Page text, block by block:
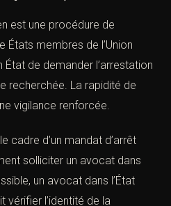
et sociales peuvent être
légal applicable.
européen
en urgence,
pénale)
est une procédure de